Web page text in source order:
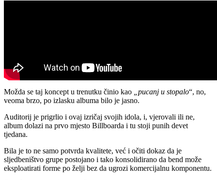
Možda se taj koncept u trenutku činio kao „pucanj u stopalo“, no,
veoma brzo, po izlasku albuma bilo je jasno.
Auditorij je prigrlio i ovaj izričaj svojih idola, i, vjerovali ili ne,
album dolazi na prvo mjesto Billboarda i tu stoji punih devet
tjedana.
Bila je to ne samo potvrda kvalitete, već i očiti dokaz da je
sljedbeništvo grupe postojano i tako konsolidirano da bend može
eksploatirati forme po želji bez da ugrozi komercijalnu komponentu.